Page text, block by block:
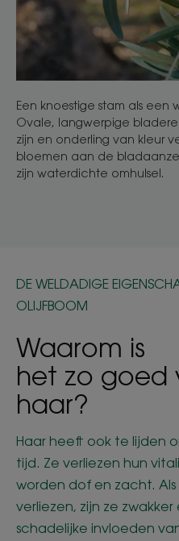
Een knoestige stam als een
Ovale, langwerpige
zijn en onderling van kleur
bloemen aan de
zijn waterdichte omhulsel.
DE WELDADIGE
OLIJFBOOM
Waarom is
het zo goed
haar?
Haar heeft ook te lijden
tijd. Ze verliezen hun
worden dof en zacht. Als
verliezen, zijn ze
schadelijke invloeden